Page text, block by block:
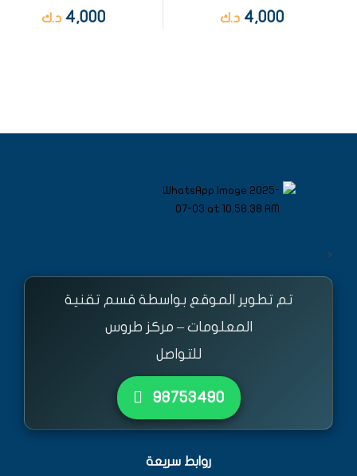
4,000 د.ك 4,000 د.ك
<
تم تطوير الموقع بواسطة قسم تقنية
المعلومات – مركز طروس
للتواصل
٩٨٧٥٣٤٩٠
روابط سريعة